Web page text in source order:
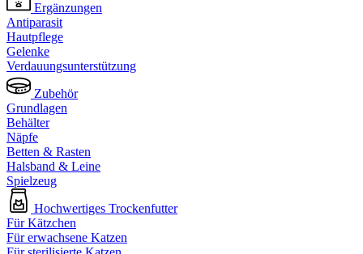
Ergänzungen
Antiparasit
Hautpflege
Gelenke
Verdauungsunterstützung
Zubehör
Grundlagen
Behälter
Näpfe
Betten & Rasten
Halsband & Leine
Spielzeug
Hochwertiges Trockenfutter
Für Kätzchen
Für erwachsene Katzen